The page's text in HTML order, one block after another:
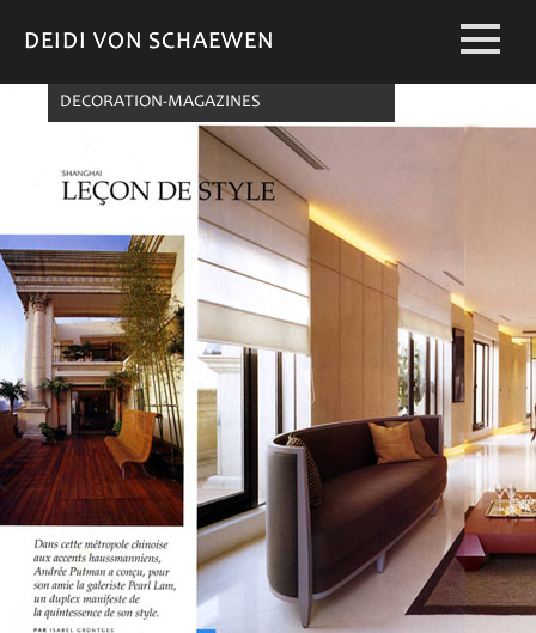
DEIDI VON SCHAEWEN
DEIDI VON SCHAEWEN
DECORATION-MAGAZINES